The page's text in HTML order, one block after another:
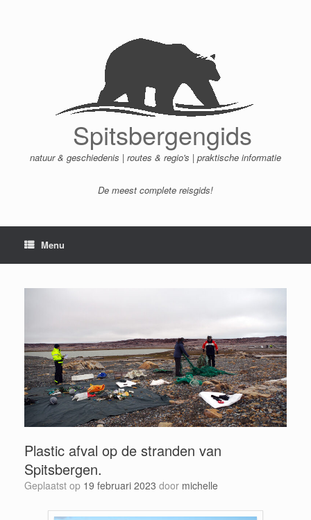
Spitsbergengids
natuur & geschiedenis | routes & regio's | praktische informatie
De meest complete reisgids!
Menu
Plastic afval op de stranden van
Spitsbergen.
Geplaatst op 19 februari 2023 door michelle